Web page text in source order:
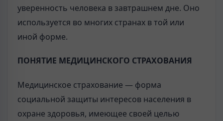
уверенность человека в завтрашнем дне. Оно
используется во многих странах в той или
иной форме.
ПОНЯТИЕ МЕДИЦИНСКОГО СТРАХОВАНИЯ
Медицинское страхование — форма
социальной защиты интересов населения в
охране здоровья, имеющее своей целью